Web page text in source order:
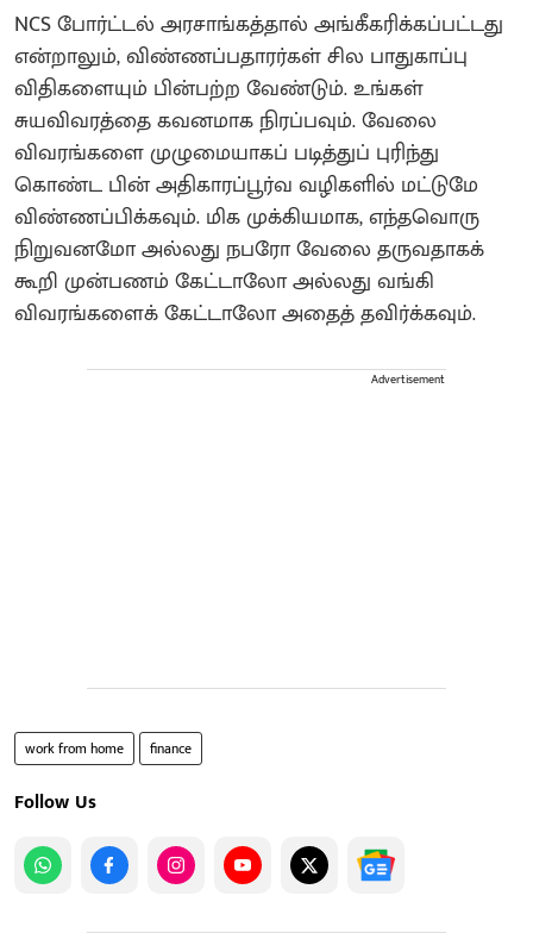
NCS போர்ட்டல் அரசாங்கத்தால் அங்கீகரிக்கப்பட்டது
என்றாலும், விண்ணப்பதாரர்கள் சில பாதுகாப்பு
விதிகளையும் பின்பற்ற வேண்டும். உங்கள்
சுயவிவரத்தை கவனமாக நிரப்பவும். வேலை
விவரங்களை முழுமையாகப் படித்துப் புரிந்து
கொண்ட பின் அதிகாரப்பூர்வ வழிகளில் மட்டுமே
விண்ணப்பிக்கவும். மிக முக்கியமாக, எந்தவொரு
நிறுவனமோ அல்லது நபரோ வேலை தருவதாகக்
கூறி முன்பணம் கேட்டாலோ அல்லது வங்கி
விவரங்களைக் கேட்டாலோ அதைத் தவிர்க்கவும்.
Advertisement
work from home finance
Follow Us